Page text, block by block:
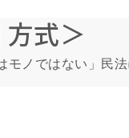
式＞
モノではない」民